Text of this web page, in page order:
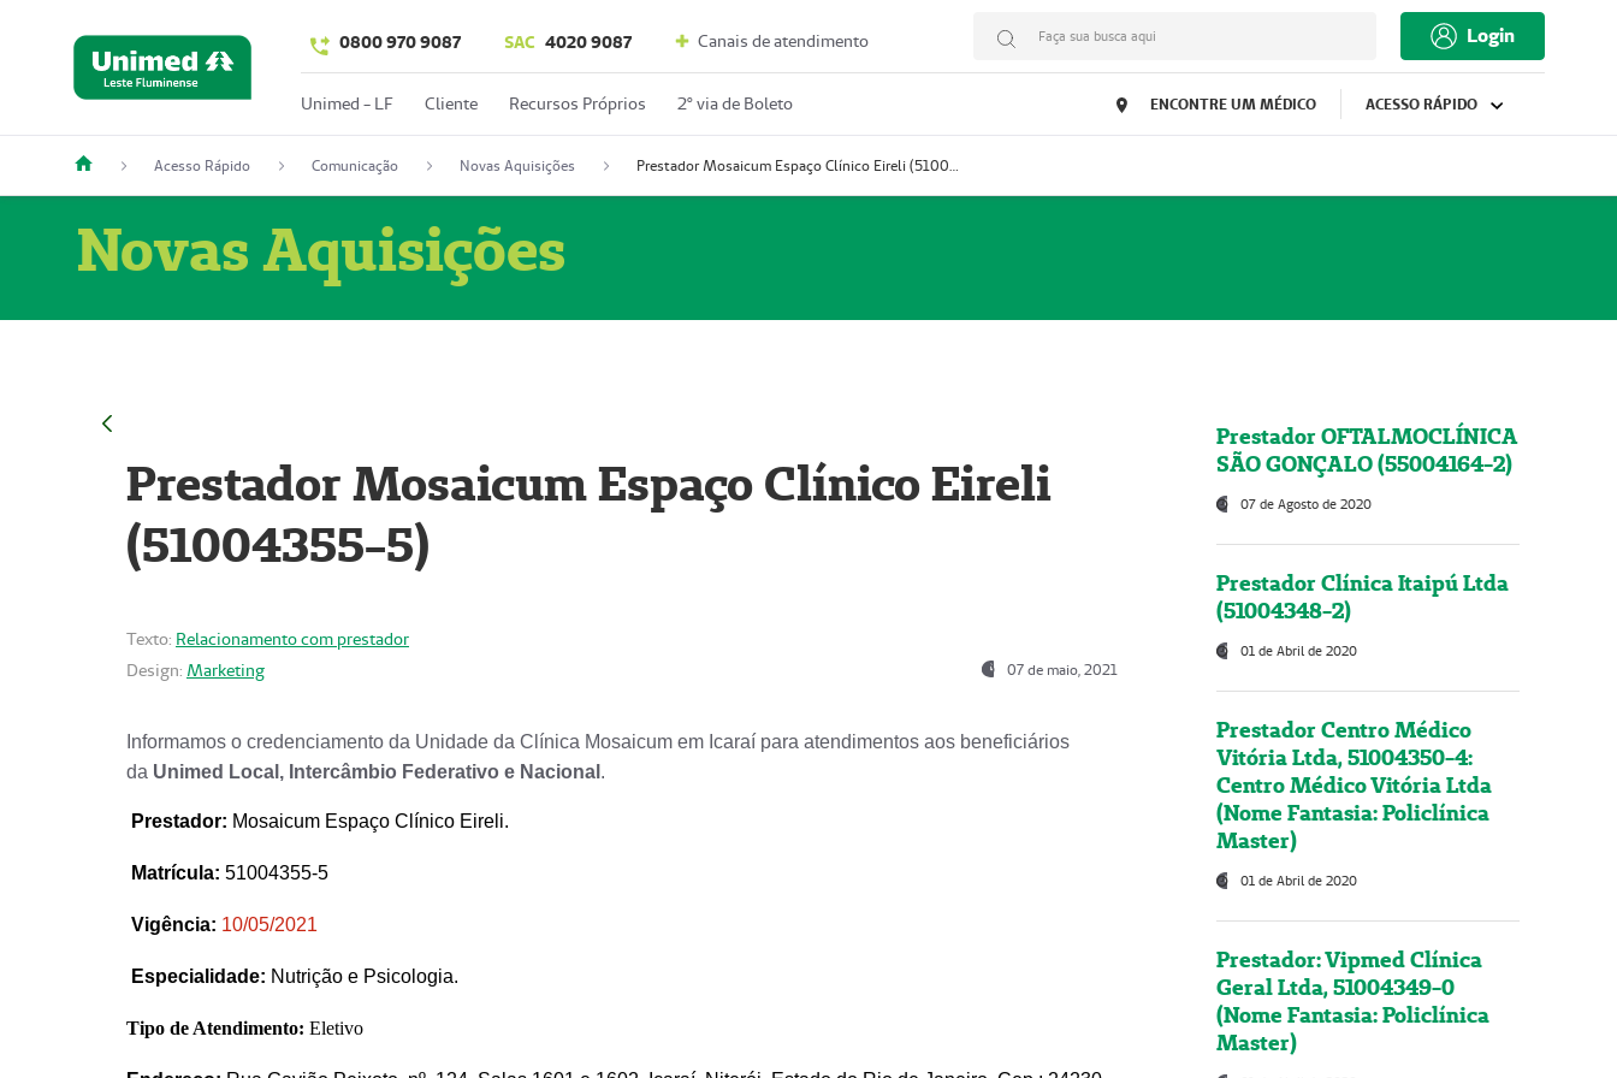
0800 970 9087 SAC 4020 9087 Canais de atendimento Faça sua busca aqui Login
Unimed - LF Cliente Recursos Próprios 2º via de Boleto ENCONTRE UM MÉDICO ACESSO RÁPIDO
Acesso Rápido Comunicação Novas Aquisições Prestador Mosaicum Espaço Clínico Eireli (51004355-5)
Novas Aquisições
Prestador Mosaicum Espaço Clínico Eireli
(51004355-5)
Texto: Relacionamento com prestador
Design: Marketing 07 de maio, 2021
Informamos o credenciamento da Unidade da Clínica Mosaicum em Icaraí para atendimentos aos beneficiários
da Unimed Local, Intercâmbio Federativo e Nacional .
Prestador: Mosaicum Espaço Clínico Eireli.
Matrícula: 51004355-5
Vigência: 10/05/2021
Especialidade: Nutrição e Psicologia.
Tipo de Atendimento: Eletivo
Prestador OFTALMOCLÍNICA
SÃO GONÇALO (55004164-2)
07 de Agosto de 2020
Prestador Clínica Itaipú Ltda
(51004348-2)
01 de Abril de 2020
Prestador Centro Médico
Vitória Ltda, 51004350-4:
Centro Médico Vitória Ltda
(Nome Fantasia: Policlínica
Master)
01 de Abril de 2020
Prestador: Vipmed Clínica
Geral Ltda, 51004349-0
(Nome Fantasia: Policlínica
Master)